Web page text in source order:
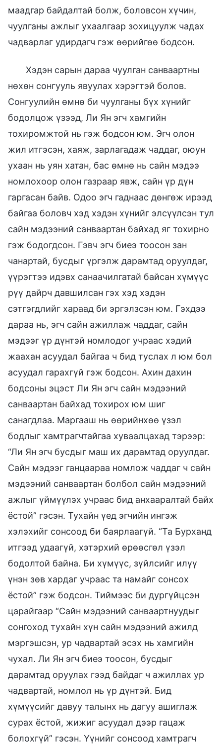
маадгар байдалтай болж, боловсон хүчин,
чуулганы ажлыг ухаалгаар зохицуулж чадах
чадварлаг удирдагч гэж өөрийгөө бодсон.
Хэдэн сарын дараа чуулган санваартны
нөхөн сонгууль явуулах хэрэгтэй болов.
Сонгуулийн өмнө би чуулганы бүх хүнийг
бодолцож үзээд, Ли Ян эгч хамгийн
тохиромжтой нь гэж бодсон юм. Эгч олон
жил итгэсэн, хаяж, зарлагадаж чаддаг, оюун
ухаан нь уян хатан, бас өмнө нь сайн мэдээ
номлохоор олон газраар явж, сайн үр дүн
гаргасан байв. Одоо эгч гаднаас дөнгөж ирээд
байгаа боловч хэд хэдэн хүнийг элсүүлсэн тул
сайн мэдээний санваартан байхад яг тохирно
гэж бодогдсон. Гэвч эгч биеэ тоосон зан
чанартай, бусдыг үргэлж дарамтад оруулдаг,
үүрэгтээ идэвх санаачилгатай байсан хүмүүс
рүү дайрч давшилсан гэх хэд хэдэн
сэтгэгдлийг хараад би эргэлзсэн юм. Гэхдээ
дараа нь, эгч сайн ажиллаж чаддаг, сайн
мэдээг үр дүнтэй номлодог учраас хэдий
жаахан асуудал байгаа ч бид туслах л юм бол
асуудал гарахгүй гэж бодсон. Ахин дахин
бодсоны эцэст Ли Ян эгч сайн мэдээний
санваартан байхад тохирох юм шиг
санагдлаа. Маргааш нь өөрийнхөө үзэл
бодлыг хамтрагчтайгаа хуваалцахад тэрээр:
“Ли Ян эгч бусдыг маш их дарамтад оруулдаг.
Сайн мэдээг ганцаараа номлож чаддаг ч сайн
мэдээний санваартан болбол сайн мэдээний
ажлыг үймүүлэх учраас бид анхааралтай байх
ёстой” гэсэн. Тухайн үед эгчийн ингэж
хэлэхийг сонсоод би баярлаагүй. “Та Бурханд
итгээд удаагүй, хэтэрхий өрөөсгөл үзэл
бодолтой байна. Би хүмүүс, зүйлсийг илүү
үнэн зөв хардаг учраас та намайг сонсох
ёстой” гэж бодсон. Тиймээс би дургүйцсэн
царайгаар “Сайн мэдээний санваартнуудыг
сонгоход тухайн хүн сайн мэдээний ажилд
мэргэшсэн, ур чадвартай эсэх нь хамгийн
чухал. Ли Ян эгч биеэ тоосон, бусдыг
дарамтад оруулах гээд байдаг ч ажиллах ур
чадвартай, номлол нь үр дүнтэй. Бид
хүмүүсийг давуу талынх нь дагуу ашиглаж
сурах ёстой, жижиг асуудал дээр гацаж
болохгүй” гэсэн. Үүнийг сонсоод хамтрагч